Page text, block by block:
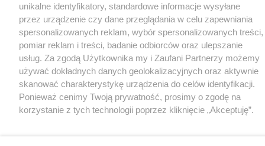
unikalne identyfikatory, standardowe informacje wysyłane
przez urządzenie czy dane przeglądania w celu zapewniania
spersonalizowanych reklam, wybór spersonalizowanych treści,
pomiar reklam i treści, badanie odbiorców oraz ulepszanie
usług. Za zgodą Użytkownika my i Zaufani Partnerzy możemy
używać dokładnych danych geolokalizacyjnych oraz aktywnie
skanować charakterystykę urządzenia do celów identyfikacji.
Ponieważ cenimy Twoją prywatność, prosimy o zgodę na
korzystanie z tych technologii poprzez kliknięcie „Akceptuję”.